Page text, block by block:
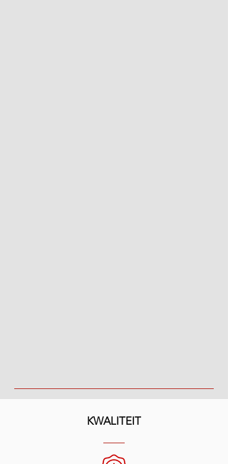
KWALITEIT